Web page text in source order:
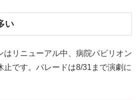
い
はリニューアル中、病院パビリオン
止です。パレードは8/31まで演劇に